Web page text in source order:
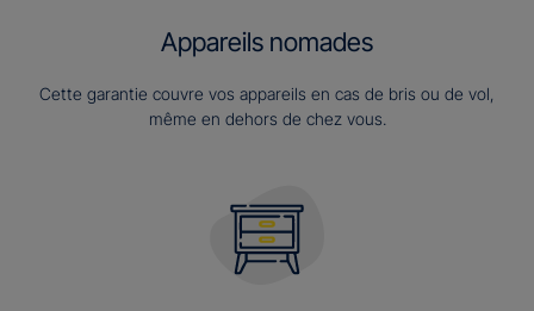
Appareils nomades
Cette garantie couvre vos appareils en cas de bris ou de vol,
même en dehors de chez vous.